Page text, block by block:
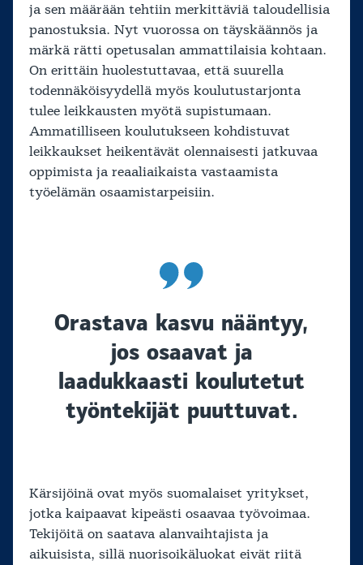
ja sen määrään tehtiin merkittäviä taloudellisia
panostuksia. Nyt vuorossa on täyskäännös ja
märkä rätti opetusalan ammattilaisia kohtaan.
On erittäin huolestuttavaa, että suurella
todennäköisyydellä myös koulutustarjonta
tulee leikkausten myötä supistumaan.
Ammatilliseen koulutukseen kohdistuvat
leikkaukset heikentävät olennaisesti jatkuvaa
oppimista ja reaaliaikaista vastaamista
työelämän osaamistarpeisiin.
Orastava kasvu nääntyy,
jos osaavat ja
laadukkaasti koulutetut
työntekijät puuttuvat.
Kärsijöinä ovat myös suomalaiset yritykset,
jotka kaipaavat kipeästi osaavaa työvoimaa.
Tekijöitä on saatava alanvaihtajista ja
aikuisista, sillä nuorisoikäluokat eivät riitä